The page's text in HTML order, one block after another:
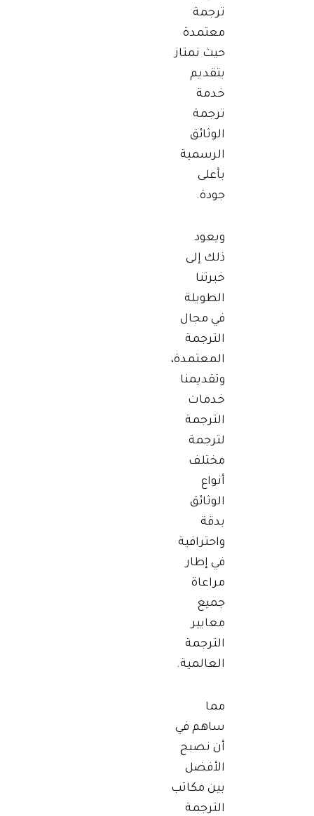
ترجمة
معتمدة
حيث نمتاز
بتقديم
خدمة
ترجمة
الوثائق
الرسمية
بأعلى
جودة.
ويعود
ذلك إلى
خبرتنا
الطويلة
في مجال
الترجمة
المعتمدة،
وتقديمنا
خدمات
الترجمة
لترجمة
مختلف
أنواع
الوثائق
بدقة
واحترافية
في إطار
مراعاة
جميع
معايير
الترجمة
العالمية.
مما
ساهم في
أن نصبح
الأفضل
بين مكاتب
الترجمة